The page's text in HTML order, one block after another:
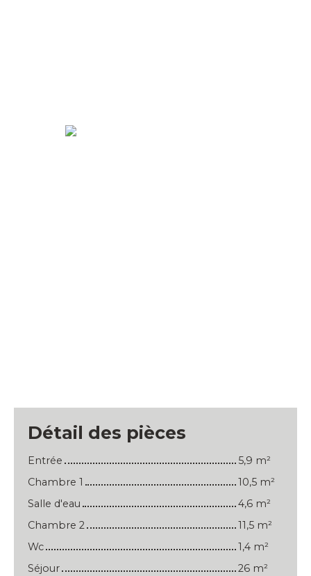
Détail des pièces
Entrée
5,9 m²
Chambre 1
10,5 m²
Salle d'eau
4,6 m²
Chambre 2
11,5 m²
Wc
1,4 m²
Séjour
26 m²